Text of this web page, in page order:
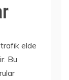
trafik elde
Bu